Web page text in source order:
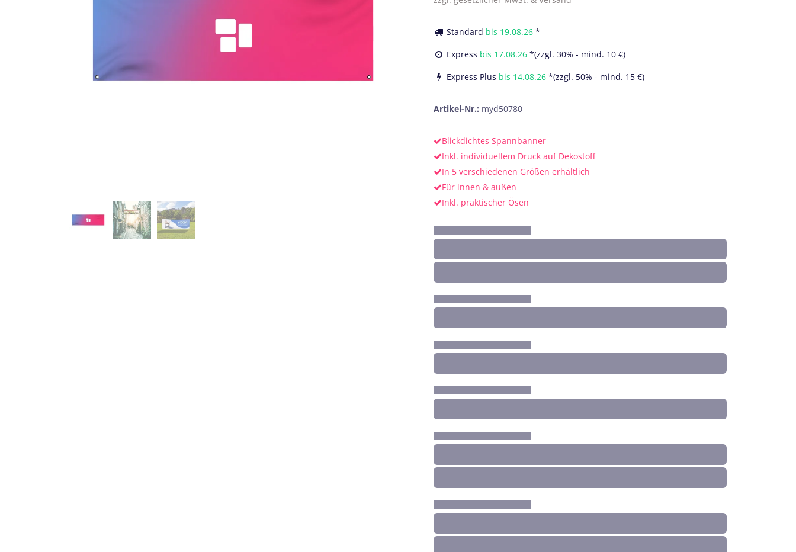
Standard bis 19.08.26 *
Express bis 17.08.26 *(zzgl. 30% - mind. 10 €)
Express Plus bis 14.08.26 *(zzgl. 50% - mind. 15 €)
Artikel-Nr.: myd50780
Blickdichtes Spannbanner
Inkl. individuellem Druck auf Dekostoff
In 5 verschiedenen Größen erhältlich
Für innen & außen
Inkl. praktischer Ösen